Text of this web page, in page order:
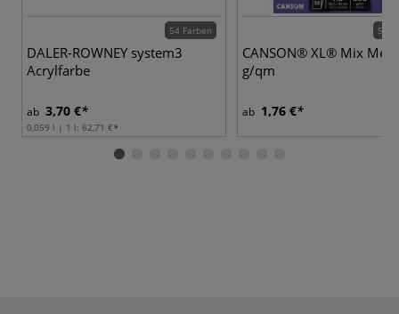
54 Farben
DALER-ROWNEY system3
Acrylfarbe
ab 3,70 €
0,059 l | 1 l: 62,71 €
5
CANSON® XL® Mix
g/qm
ab 1,76 €